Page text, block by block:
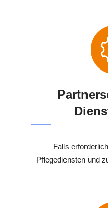
Falls
Pflegediensten und